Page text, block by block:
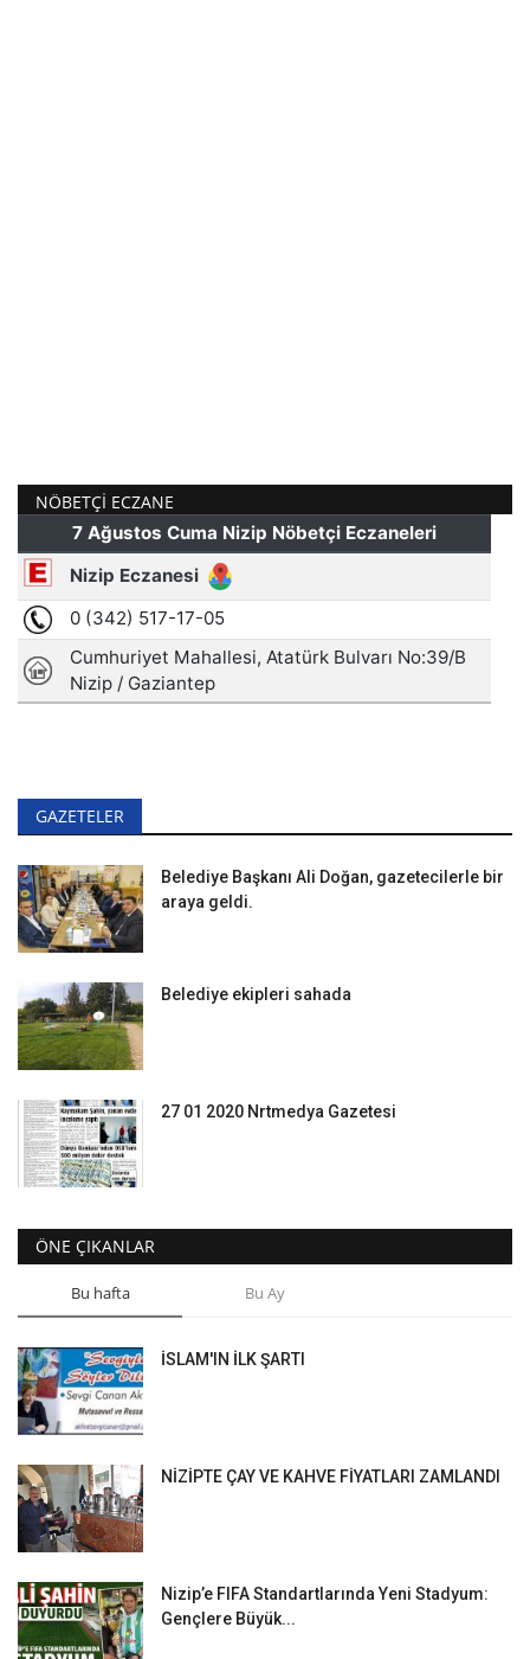
NÖBETÇI ECZANE
GAZETELER
Belediye Başkanı Ali Doğan, gazetecilerle bir
araya geldi.
Belediye ekipleri sahada
27 01 2020 Nrtmedya Gazetesi
ÖNE ÇIKANLAR
Bu hafta Bu Ay
İSLAM'IN İLK ŞARTI
NİZİPTE ÇAY VE KAHVE FİYATLARI ZAMLANDI
Nizip’e FIFA Standartlarında Yeni Stadyum:
Gençlere Büyük...